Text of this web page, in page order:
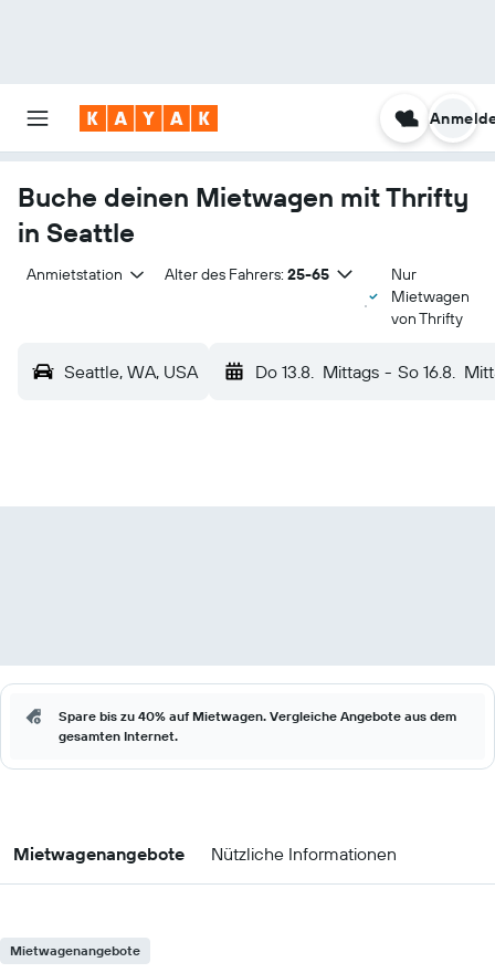
Buche deinen Mietwagen mit Thrifty
in Seattle
Anmietstation Alter des Fahrers: 25-65
Nur
Mietwagen
von Thrifty
Seattle, WA, USA Do 13.8. Mittags - So 16.8.
Spare bis zu 40% auf Mietwagen. Vergleiche Angebote aus dem
gesamten Internet.
Mietwagenangebote Nützliche Informationen
Mietwagenangebote